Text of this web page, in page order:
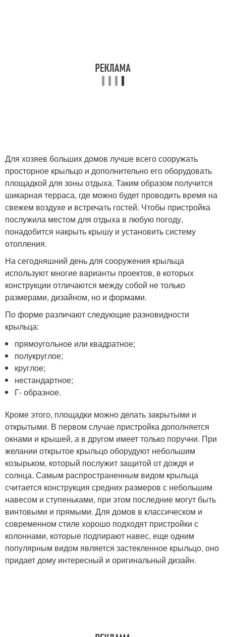
Для хозяев больших домов лучше всего сооружать
просторное крыльцо и дополнительно его оборудовать
площадкой для зоны отдыха. Таким образом получится
шикарная терраса, где можно будет проводить время на
свежем воздухе и встречать гостей. Чтобы пристройка
послужила местом для отдыха в любую погоду,
понадобится накрыть крышу и установить систему
отопления.
На сегодняшний день для сооружения крыльца
используют многие варианты проектов, в которых
конструкции отличаются между собой не только
размерами, дизайном, но и формами.
По форме различают следующие разновидности
крыльца:
прямоугольное или квадратное;
полукруглое;
круглое;
нестандартное;
Г- образное.
Кроме этого, площадки можно делать закрытыми и
открытыми. В первом случае пристройка дополняется
окнами и крышей, а в другом имеет только поручни. При
желании открытое крыльцо оборудуют небольшим
козырьком, который послужит защитой от дождя и
солнца. Самым распространенным видом крыльца
считается конструкция средних размеров с небольшим
навесом и ступеньками, при этом последние могут быть
винтовыми и прямыми. Для домов в классическом и
современном стиле хорошо подходят пристройки с
колоннами, которые подпирают навес, еще одним
популярным видом является застекленное крыльцо, оно
придает дому интересный и оригинальный дизайн.